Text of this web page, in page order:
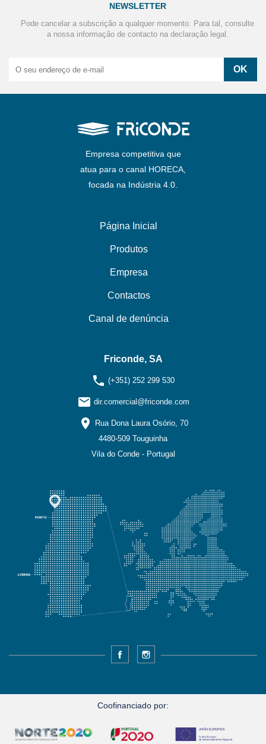
NEWSLETTER
Pode cancelar a subscrição a qualquer momento. Para tal, consulte
a nossa informação de contacto na declaração legal.
Empresa competitiva que
atua para o canal HORECA,
focada na Indústria 4.0.
Página Inicial
Produtos
Empresa
Contactos
Canal de denúncia
Friconde, SA
phone (+351) 252 299 530
email dir.comercial@friconde.com
location_on
Rua Dona Laura Osório, 70
4480-509 Touguinha
Vila do Conde - Portugal
Facebook
Coofinanciado por: